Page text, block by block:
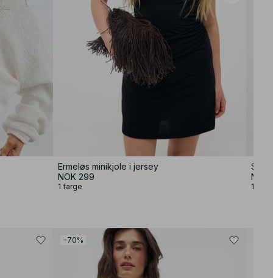
Ermeløs minikjole i jersey
NOK 299
1 farge
NOK
12
−70%